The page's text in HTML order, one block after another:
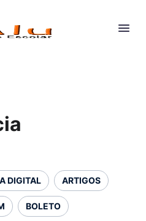
DIGITAL ARTIGOS
BOLETO